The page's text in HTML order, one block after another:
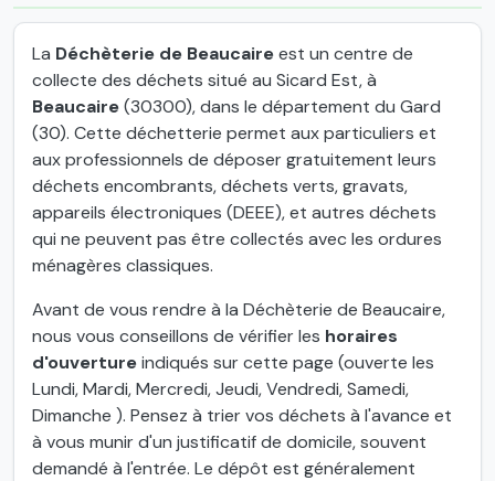
La Déchèterie de Beaucaireest un centre de
collecte des déchets situé au Sicard Est, à
Beaucaire(30300), dans le département du Gard
(30). Cette déchetterie permet aux particuliers et
aux professionnels de déposer gratuitement leurs
déchets encombrants, déchets verts, gravats,
appareils électroniques (DEEE), et autres déchets
qui ne peuvent pas être collectés avec les ordures
ménagères classiques.
Avant de vous rendre à la Déchèterie de Beaucaire,
nous vous conseillons de vérifier les horaires
d'ouvertureindiqués sur cette page (ouverte les
Lundi, Mardi, Mercredi, Jeudi, Vendredi, Samedi,
Dimanche ). Pensez à trier vos déchets à l'avance et
à vous munir d'un justificatif de domicile, souvent
demandé à l'entrée. Le dépôt est généralement